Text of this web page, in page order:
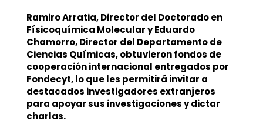
Ramiro Arratia, Director del Doctorado en
Físicoquímica Molecular y Eduardo
Chamorro, Director del Departamento de
Ciencias Químicas, obtuvieron fondos de
cooperación internacional entregados por
Fondecyt, lo que les permitirá invitar a
destacados investigadores extranjeros
para apoyar sus investigaciones y dictar
charlas.